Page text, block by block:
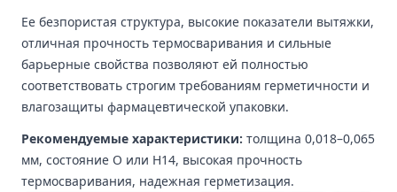
Ее безпористая структура, высокие показатели вытяжки,
отличная прочность термосваривания и сильные
барьерные свойства позволяют ей полностью
соответствовать строгим требованиям герметичности и
влагозащиты фармацевтической упаковки.
Рекомендуемые характеристики: толщина 0,018–0,065
мм, состояние O или H14, высокая прочность
термосваривания, надежная герметизация.